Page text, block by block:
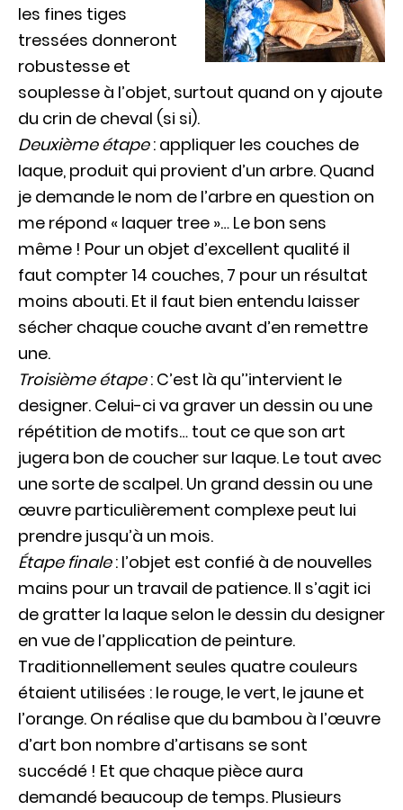
les fines tiges
tressées donneront
robustesse et
souplesse à l’objet, surtout quand on y ajoute
du crin de cheval (si si).
Deuxième étape: appliquer les couches de
laque, produit qui provient d’un arbre. Quand
je demande le nom de l’arbre en question on
me répond « laquer tree »… Le bon sens
même ! Pour un objet d’excellent qualité il
faut compter 14 couches, 7 pour un résultat
moins abouti. Et il faut bien entendu laisser
sécher chaque couche avant d’en remettre
une.
Troisième étape: C’est là qu’’intervient le
designer. Celui-ci va graver un dessin ou une
répétition de motifs… tout ce que son art
jugera bon de coucher sur laque. Le tout avec
une sorte de scalpel. Un grand dessin ou une
œuvre particulièrement complexe peut lui
prendre jusqu’à un mois.
Étape finale: l’objet est confié à de nouvelles
mains pour un travail de patience. Il s’agit ici
de gratter la laque selon le dessin du designer
en vue de l’application de peinture.
Traditionnellement seules quatre couleurs
étaient utilisées : le rouge, le vert, le jaune et
l’orange. On réalise que du bambou à l’œuvre
d’art bon nombre d’artisans se sont
succédé ! Et que chaque pièce aura
demandé beaucoup de temps. Plusieurs